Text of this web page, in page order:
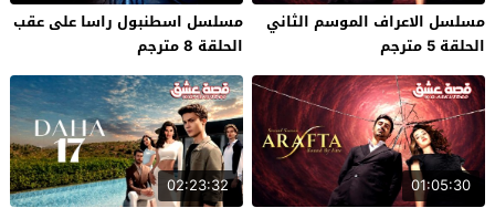
مسلسل الاعراف الموسم الثاني
الحلقة 5 مترجم
مسلسل اسطنبول راسا على عقب
الحلقة 8 مترجم
01:05:30
02:23:32